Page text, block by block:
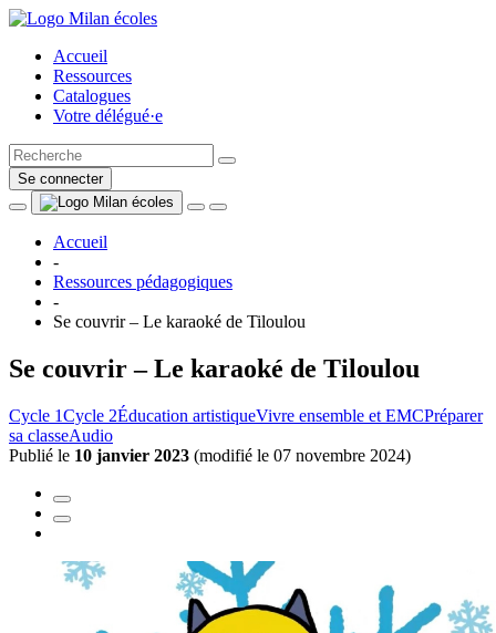
Accueil
Ressources
Catalogues
Votre délégué·e
Se connecter
Accueil
-
Ressources pédagogiques
-
Se couvrir – Le karaoké de Tiloulou
Se couvrir – Le karaoké de Tiloulou
Cycle 1Cycle 2Éducation artistiqueVivre ensemble et EMCPréparer
sa classeAudio
Publié le 10 janvier 2023 (modifié le 07 novembre 2024)